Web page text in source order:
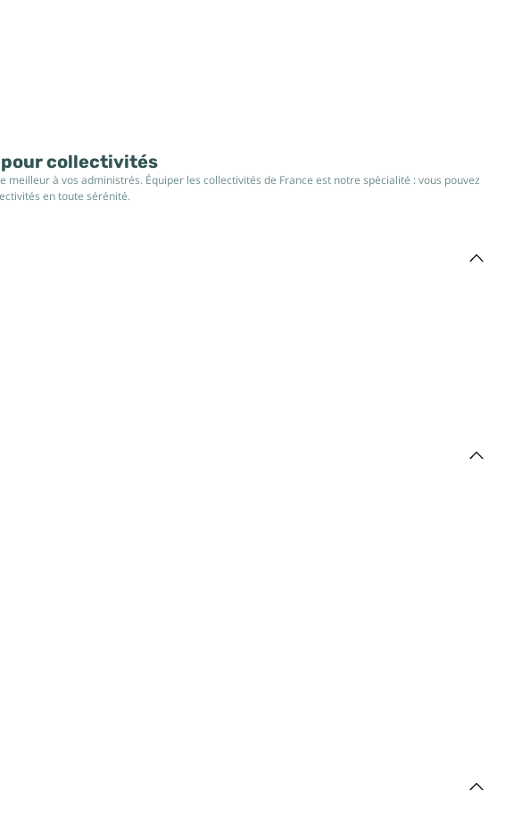
pour collectivités
à vos administrés. Équiper les collectivités de France est notre spécialité : vous pouvez
en toute sérénité.